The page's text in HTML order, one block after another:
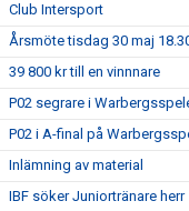
Club Intersport
Årsmöte tisdag 30 maj
39 800 kr till en vinnnare
P02 segrare i
P02 i A-final på
Inlämning av material
IBF söker Juniortränare herr